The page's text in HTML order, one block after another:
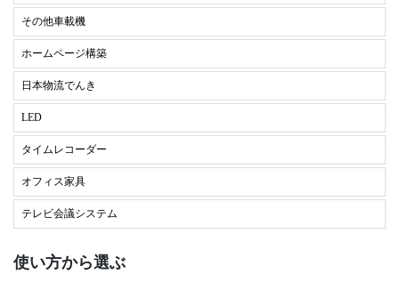
その他車載機
ホームページ構築
日本物流でんき
LED
タイムレコーダー
オフィス家具
テレビ会議システム
使い方から選ぶ